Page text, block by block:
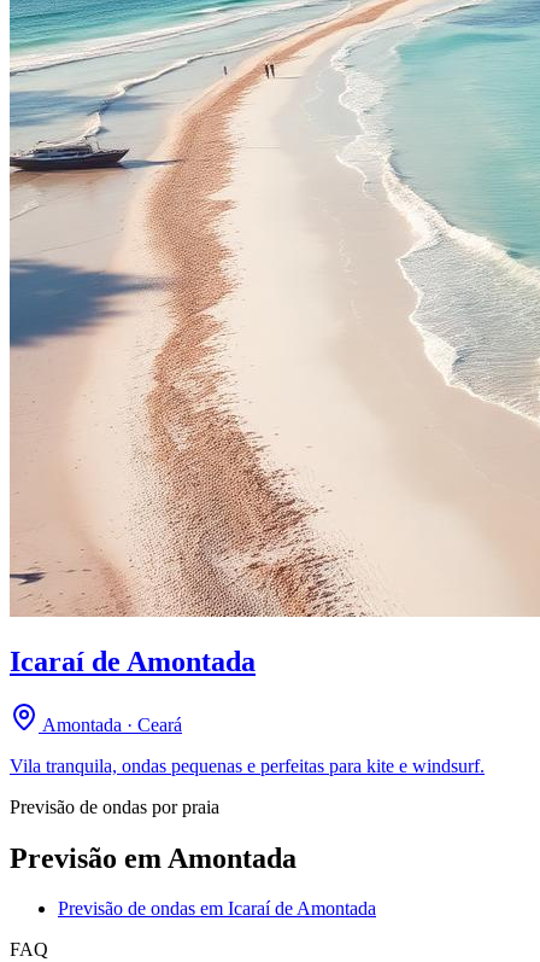
Icaraí de Amontada
Amontada · Ceará
Vila tranquila, ondas pequenas e perfeitas para kite e windsurf.
Previsão de ondas por praia
Previsão em Amontada
Previsão de ondas em Icaraí de Amontada
FAQ